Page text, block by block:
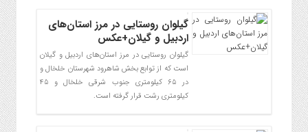
گیلوان روستایی در مرز استان‌‌های
اردبیل و گیلان+عکس
گیلوان روستایی در مرز استان‌‌های اردبیل و گیلان
است که از توابع بخش شاهرود شهرستان خلخال و
در ۶۵ کیلومتری جنوب شرقی خلخال و 45
کیلومتری رشت قرار گرفته است.